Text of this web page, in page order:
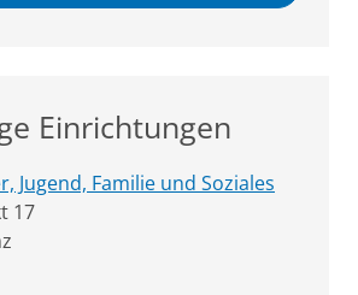
Einrichtungen
Jugend, Familie und Soziales
Hausnummer:
17